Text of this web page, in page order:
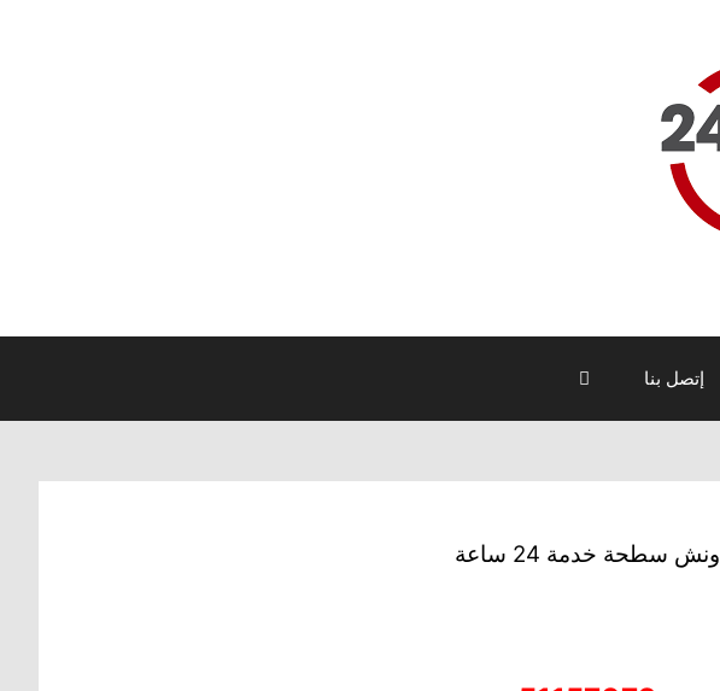
إتصل بنا
ونش سطحة خدمة 24 ساعة